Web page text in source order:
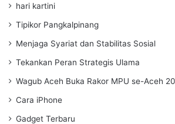
hari kartini
Tipikor Pangkalpinang
Menjaga Syariat dan Stabilitas Sosial
Tekankan Peran Strategis Ulama
Wagub Aceh Buka Rakor MPU se-Aceh
Cara iPhone
Gadget Terbaru